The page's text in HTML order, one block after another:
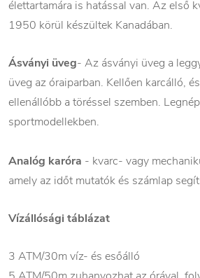
élettartamára is hatással van. Az első
1950 körül készültek Kanadában.
Ásványi üveg- Az ásványi üveg a
üveg az óraiparban. Kellően karcálló,
ellenállóbb a töréssel szemben.
sportmodellekben.
Analóg karóra - kvarc- vagy
amely az időt mutatók és számlap
Vízállósági táblázat
3 ATM/30m víz- és esőálló